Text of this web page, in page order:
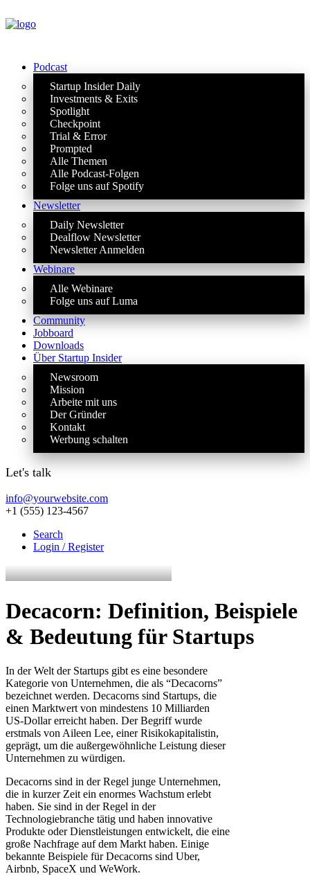
Podcast
Startup Insider Daily
Investments & Exits
Spotlight
Checkpoint
Trial & Error
Prompted
Alle Themen
Alle Podcast-Folgen
Folge uns auf Spotify
Newsletter
Daily Newsletter
Dealflow Newsletter
Newsletter Anmelden
Webinare
Alle Webinare
Folge uns auf Luma
Community
Jobboard
Downloads
Über Startup Insider
Newsroom
Mission
Arbeite mit uns
Der Gründer
Kontakt
Werbung schalten
Let's talk
info@yourwebsite.com
+1 (555) 123-4567
Search
Login / Register
Decacorn: Definition, Beispiele
& Bedeutung für Startups
In der Welt der Startups gibt es eine besondere
Kategorie von Unternehmen, die als “Decacorns”
bezeichnet werden. Decacorns sind Startups, die
einen Marktwert von mindestens 10 Milliarden
US-Dollar erreicht haben. Der Begriff wurde
erstmals von Aileen Lee, einer Risikokapitalistin,
geprägt, um die außergewöhnliche Leistung dieser
Unternehmen zu würdigen.
Decacorns sind in der Regel junge Unternehmen,
die in kurzer Zeit ein enormes Wachstum erlebt
haben. Sie sind in der Regel in der
Technologiebranche tätig und haben innovative
Produkte oder Dienstleistungen entwickelt, die eine
große Nachfrage auf dem Markt haben. Einige
bekannte Beispiele für Decacorns sind Uber,
Airbnb, SpaceX und WeWork.